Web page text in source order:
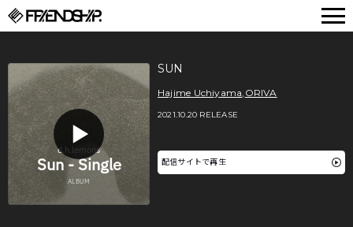
SUN
Hajime Uchiyama, ORIVA
2021.10.20 RELEASE
配信サイトで再生